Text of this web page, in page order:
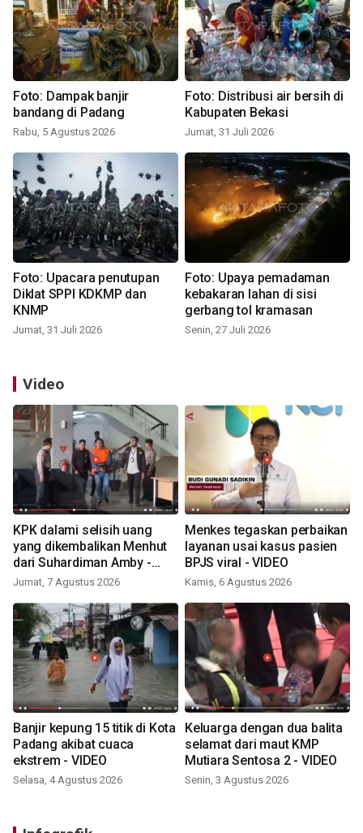
Foto: Dampak banjir
bandang di Padang
Rabu, 5 Agustus 2026
Foto: Distribusi air bersih di
Kabupaten Bekasi
Jumat, 31 Juli 2026
Foto: Upacara penutupan
Diklat SPPI KDKMP dan
KNMP
Jumat, 31 Juli 2026
Foto: Upaya pemadaman
kebakaran lahan di sisi
gerbang tol kramasan
Senin, 27 Juli 2026
Video
KPK dalami selisih uang
yang dikembalikan Menhut
dari Suhardiman Amby -
VIDEO
Jumat, 7 Agustus 2026
Menkes tegaskan perbaikan
layanan usai kasus pasien
BPJS viral - VIDEO
Kamis, 6 Agustus 2026
Banjir kepung 15 titik di Kota
Padang akibat cuaca
ekstrem - VIDEO
Selasa, 4 Agustus 2026
Keluarga dengan dua balita
selamat dari maut KMP
Mutiara Sentosa 2 - VIDEO
Senin, 3 Agustus 2026